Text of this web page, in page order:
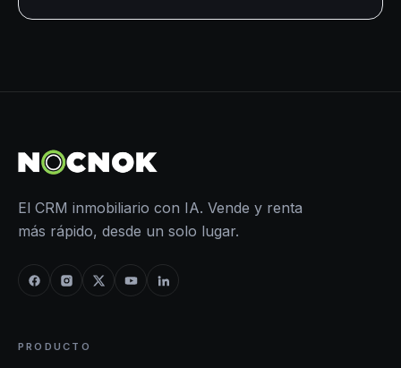
El CRM inmobiliario con IA. Vende y renta
más rápido, desde un solo lugar.
PRODUCTO